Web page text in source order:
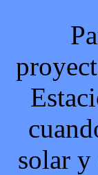
solar